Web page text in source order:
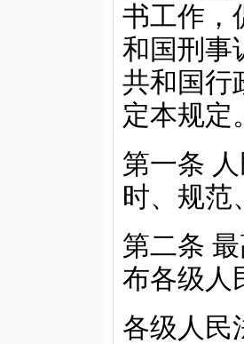
书工作，
和国刑事
共和国行
定本规定
第一条
时、规范
第二条
布各级人
各级人民